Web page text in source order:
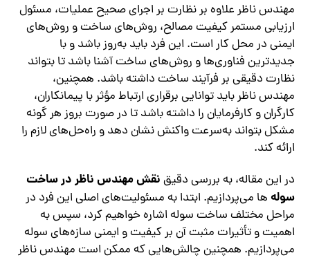
مهندس ناظر علاوه بر نظارت بر اجرای صحیح عملیات، مسئول
ارزیابی مستمر کیفیت مصالح، روش‌های ساخت و روش‌های
ایمنی در محل کار است. این فرد باید به‌روز باشد و با
جدیدترین فناوری‌ها و روش‌های ساخت آشنا باشد تا بتواند
نظارت دقیقی بر فرآیند ساخت داشته باشد. همچنین،
مهندس ناظر باید توانایی برقراری ارتباط مؤثر با پیمانکاران،
کارگران و کارفرمایان را داشته باشد تا در صورت بروز هر گونه
مشکل بتواند به‌سرعت واکنش نشان دهد و راه‌حل‌های لازم را
ارائه کند.
در این مقاله، به بررسی دقیقنقش مهندس ناظر در ساخت
سوله‌ها می‌پردازیم. ابتدا به مسئولیت‌های اصلی این فرد در
مراحل مختلف ساخت سوله اشاره خواهیم کرد، سپس به
اهمیت و تأثیرات مثبت آن بر کیفیت و ایمنی سازه‌های سوله
می‌پردازیم. همچنین چالش‌هایی که ممکن است مهندس ناظر